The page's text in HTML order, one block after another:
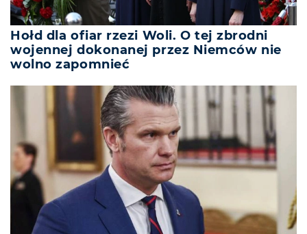
Hołd dla ofiar rzezi Woli. O tej zbrodni
wojennej dokonanej przez Niemców nie
wolno zapomnieć